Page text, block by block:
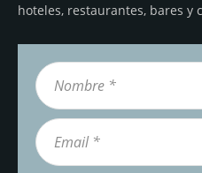
hoteles, restaurantes, bares y